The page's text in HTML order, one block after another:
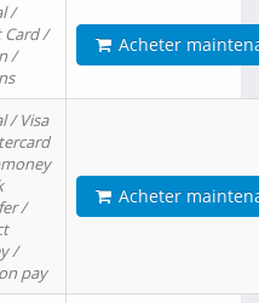
/
Card /
/
Acheter
/ Visa
/
/
pay
Acheter